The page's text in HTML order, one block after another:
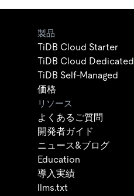
製品
TiDB Cloud Starter
TiDB Cloud Dedicated
TiDB Self-Managed
価格
リソース
よくあるご質問
開発者ガイド
ニュース&ブログ
Education
導入実績
llms.txt